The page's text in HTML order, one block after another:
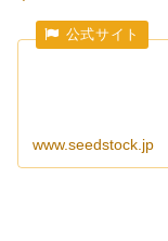
www.seedstock.jp